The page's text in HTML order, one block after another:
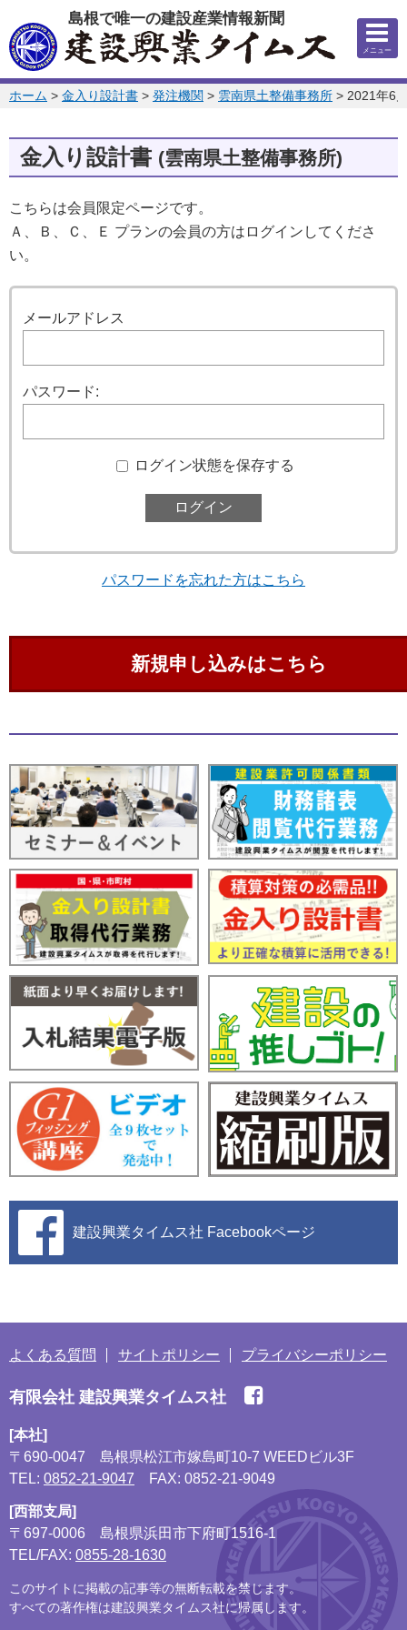
このページの本文へ
島根で唯一の建設産業情報新聞
メニュー
このページの位置:
ホーム > 金入り設計書 > 発注機関 > 雲南県土整備事務所 > 2021年6
金入り設計書 (雲南県土整備事務所)
こちらは会員限定ページです。
Ａ、Ｂ、Ｃ、Ｅ プランの会員の方はログインしてくださ
い。
メールアドレス
パスワード:
ログイン状態を保存する
パスワードを忘れた方はこちら
新規申し込みはこちら
建設興業タイムス社 Facebookページ
よくある質問 サイトポリシー プライバシーポリシー
有限会社 建設興業タイムス社
[本社]
〒690-0047
島根県松江市嫁島町10-7 WEEDビル3F
TEL: 0852-21-9047 FAX: 0852-21-9049
[西部支局]
〒697-0006
島根県浜田市下府町1516-1
TEL/FAX: 0855-28-1630
このサイトに掲載の記事等の無断転載を禁じます。
すべての著作権は建設興業タイムス社に帰属します。